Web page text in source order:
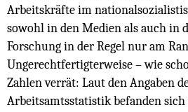
Arbeitskräfte im
sowohl in den Medien als auch in
Forschung in der Regel nur am
Ungerechtfertigterweise – wie
Zahlen verrät: Laut den Angaben
Arbeitsamtsstatistik befanden sich